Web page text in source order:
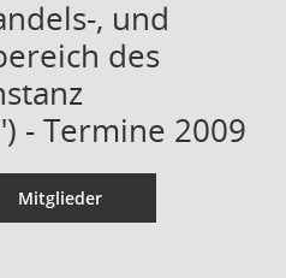
, und
des
- Termine 2009
Mitglieder